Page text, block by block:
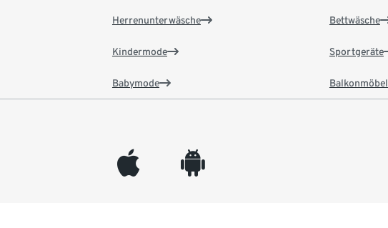
Herrenunterwäsche
Kindermode
Babymode
Bettwäsche
Sportgeräte
Balkonmöbel
appleinc android